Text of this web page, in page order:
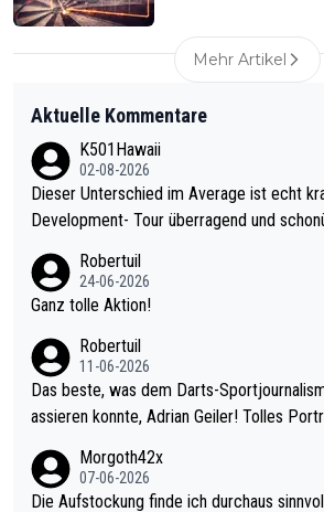
Mehr Artikel
Aktuelle Kommentare
K501Hawaii
02-08-2026
Dieser Unterschied im Average ist echt krass! 111+ ist
Development- Tour überragend und
mal 40+ erst recht. Da gewinnst keinen Blumentopf - ist ja noc
h krasser wie ein Pokalspiel eines Kreisligisten vs einem Bund
Robertuil
24-06-2026
Ganz tolle Aktion!
Robertuil
11-06-2026
Das beste, was dem Darts-
assieren konnte, Adrian Geiler! Tolles
Morgoth42x
07-06-2026
Die Aufstockung finde ich durchaus